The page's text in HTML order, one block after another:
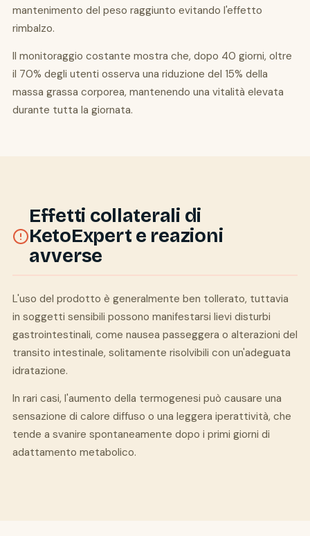
mantenimento del peso raggiunto evitando l'effetto
rimbalzo.
Il monitoraggio costante mostra che, dopo 40 giorni, oltre
il 70% degli utenti osserva una riduzione del 15% della
massa grassa corporea, mantenendo una vitalità elevata
durante tutta la giornata.
Effetti collaterali di
KetoExpert e reazioni
avverse
L'uso del prodotto è generalmente ben tollerato, tuttavia
in soggetti sensibili possono manifestarsi lievi disturbi
gastrointestinali, come nausea passeggera o alterazioni del
transito intestinale, solitamente risolvibili con un'adeguata
idratazione.
In rari casi, l'aumento della termogenesi può causare una
sensazione di calore diffuso o una leggera iperattività, che
tende a svanire spontaneamente dopo i primi giorni di
adattamento metabolico.